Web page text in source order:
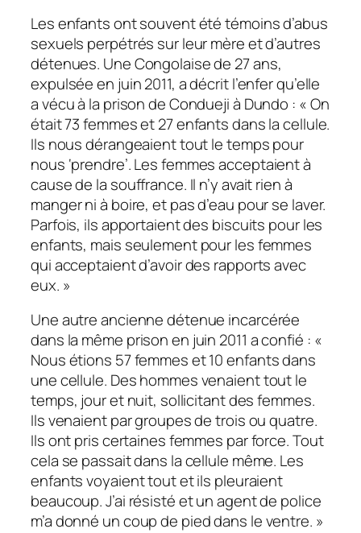
Les enfants ont souvent été témoins d’abus
sexuels perpétrés sur leur mère et d’autres
détenues. Une Congolaise de 27 ans,
expulsée en juin 2011, a décrit l’enfer qu’elle
a vécu à la prison de Condueji à Dundo : « On
était 73 femmes et 27 enfants dans la cellule.
Ils nous dérangeaient tout le temps pour
nous ‘prendre’. Les femmes acceptaient à
cause de la souffrance. Il n’y avait rien à
manger ni à boire, et pas d’eau pour se laver.
Parfois, ils apportaient des biscuits pour les
enfants, mais seulement pour les femmes
qui acceptaient d’avoir des rapports avec
eux. »
Une autre ancienne détenue incarcérée
dans la même prison en juin 2011 a confié : «
Nous étions 57 femmes et 10 enfants dans
une cellule. Des hommes venaient tout le
temps, jour et nuit, sollicitant des femmes.
Ils venaient par groupes de trois ou quatre.
Ils ont pris certaines femmes par force. Tout
cela se passait dans la cellule même. Les
enfants voyaient tout et ils pleuraient
beaucoup. J’ai résisté et un agent de police
m’a donné un coup de pied dans le ventre. »